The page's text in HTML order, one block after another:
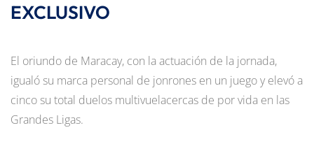
EXCLUSIVO
El oriundo de Maracay, con la actuación de la jornada,
igualó su marca personal de jonrones en un juego y elevó a
cinco su total duelos multivuelacercas de por vida en las
Grandes Ligas.